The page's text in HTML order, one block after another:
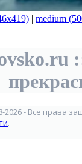
| medium
2026 - Все права
.